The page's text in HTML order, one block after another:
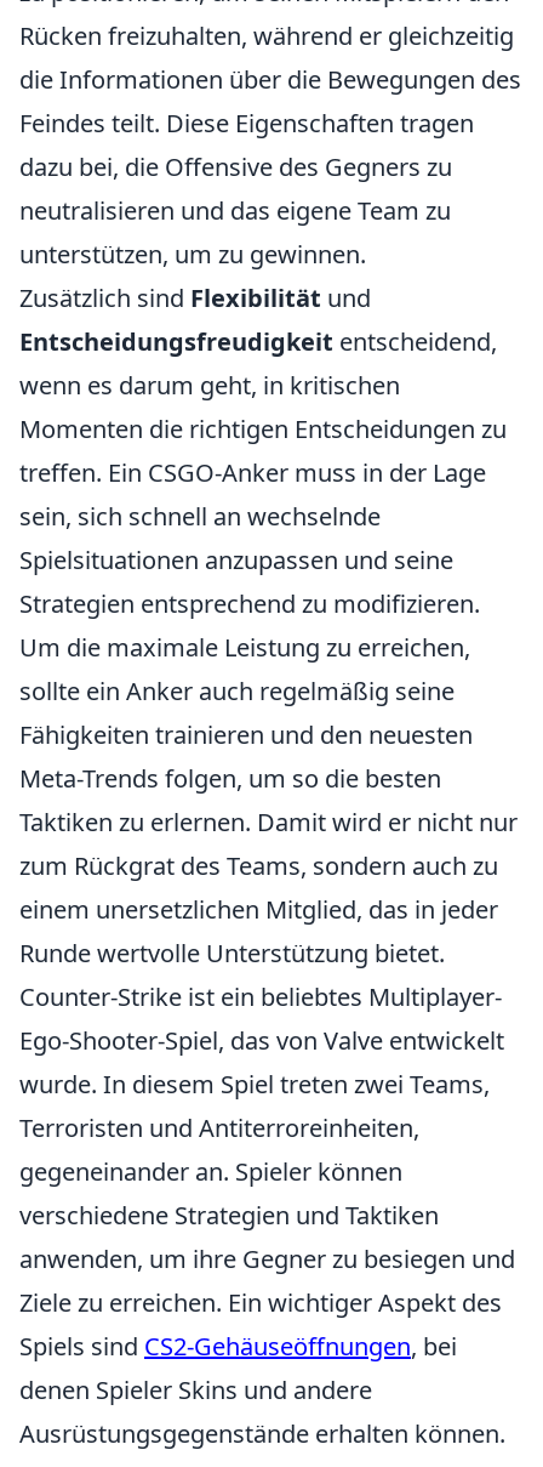
Rücken freizuhalten, während er gleichzeitig
die Informationen über die Bewegungen des
Feindes teilt. Diese Eigenschaften tragen
dazu bei, die Offensive des Gegners zu
neutralisieren und das eigene Team zu
unterstützen, um zu gewinnen.
Zusätzlich sind Flexibilität und
Entscheidungsfreudigkeit entscheidend,
wenn es darum geht, in kritischen
Momenten die richtigen Entscheidungen zu
treffen. Ein CSGO-Anker muss in der Lage
sein, sich schnell an wechselnde
Spielsituationen anzupassen und seine
Strategien entsprechend zu modifizieren.
Um die maximale Leistung zu erreichen,
sollte ein Anker auch regelmäßig seine
Fähigkeiten trainieren und den neuesten
Meta-Trends folgen, um so die besten
Taktiken zu erlernen. Damit wird er nicht nur
zum Rückgrat des Teams, sondern auch zu
einem unersetzlichen Mitglied, das in jeder
Runde wertvolle Unterstützung bietet.
Counter-Strike ist ein beliebtes Multiplayer-
Ego-Shooter-Spiel, das von Valve entwickelt
wurde. In diesem Spiel treten zwei Teams,
Terroristen und Antiterroreinheiten,
gegeneinander an. Spieler können
verschiedene Strategien und Taktiken
anwenden, um ihre Gegner zu besiegen und
Ziele zu erreichen. Ein wichtiger Aspekt des
Spiels sind CS2-Gehäuseöffnungen, bei
denen Spieler Skins und andere
Ausrüstungsgegenstände erhalten können.